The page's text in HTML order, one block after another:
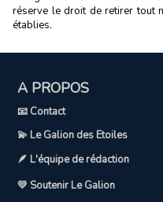
réserve le droit de retirer tout
établies.
A PROPOS
📧 Contact
💫 Le Galion des Etoiles
🪶 L'équipe de rédaction
💛 Soutenir Le Galion